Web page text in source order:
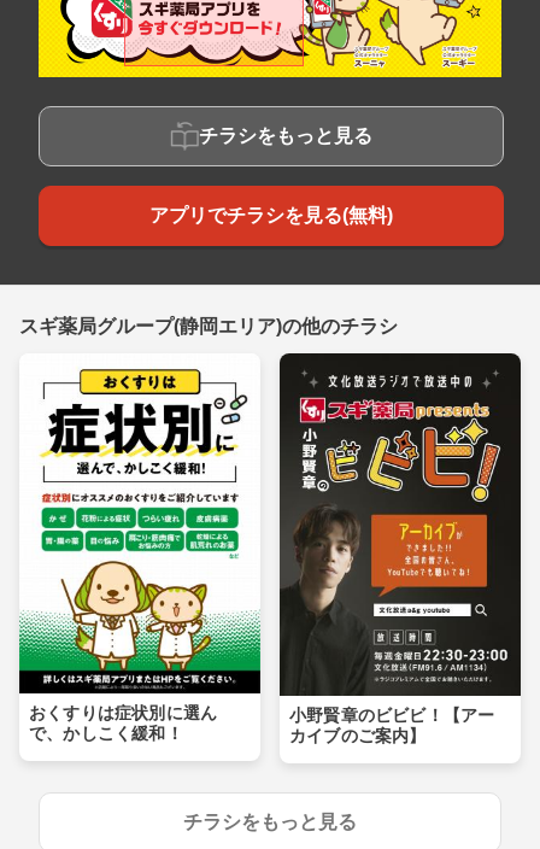
チラシをもっと見る
アプリでチラシを見る(無料)
スギ薬局グループ(静岡エリア)の他のチラシ
おくすりは症状別に選ん
で、かしこく緩和！
小野賢章のビビビ！【アー
カイブのご案内】
チラシをもっと見る